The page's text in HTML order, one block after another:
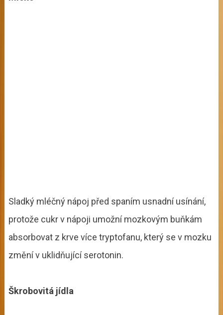
Sladký mléčný nápoj před spaním usnadní usínání,
protože cukr v nápoji umožní mozkovým buňkám
absorbovat z krve více tryptofanu, který se v mozku
změní v uklidňující serotonin.
Škrobovitá jídla